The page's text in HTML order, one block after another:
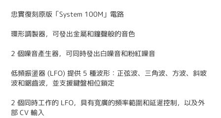
忠實復刻原版「System 100M」電路
環形調製器，可發出金屬和鐘聲般的音色
2 個噪音產生器，可同時發出白噪音和粉紅噪音
低頻振盪器 (LFO) 提供 5 種波形：正弦波、三角波、方波、斜坡
波和鋸齒波，並支援鍵盤相位鎖定
2 個同時工作的 LFO，具有寬廣的頻率範圍和延遲控制，以及外
部 CV 輸入